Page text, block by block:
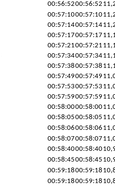
00:56:5200:56:52
00:57:1000:57:10
00:57:1400:57:14
00:57:1700:57:17
00:57:2100:57:21
00:57:3400:57:34
00:57:3800:57:38
00:57:4900:57:49
00:57:5300:57:53
00:57:5900:57:59
00:58:0000:58:00
00:58:0500:58:05
00:58:0600:58:06
00:58:0700:58:07
00:58:4000:58:40
00:58:4500:58:45
00:59:1800:59:18
00:59:1800:59:18